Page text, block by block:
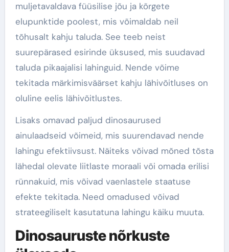
muljetavaldava füüsilise jõu ja kõrgete
elupunktide poolest, mis võimaldab neil
tõhusalt kahju taluda. See teeb neist
suurepärased esirinde üksused, mis suudavad
taluda pikaajalisi lahinguid. Nende võime
tekitada märkimisväärset kahju lähivõitluses on
oluline eelis lähivõitlustes.
Lisaks omavad paljud dinosaurused
ainulaadseid võimeid, mis suurendavad nende
lahingu efektiivsust. Näiteks võivad mõned tõsta
lähedal olevate liitlaste moraali või omada erilisi
rünnakuid, mis võivad vaenlastele staatuse
efekte tekitada. Need omadused võivad
strateegiliselt kasutatuna lahingu käiku muuta.
Dinosauruste nõrkuste